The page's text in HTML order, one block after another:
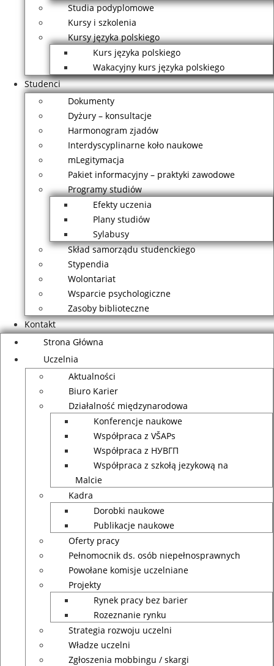
Studia podyplomowe
Kursy i szkolenia
Kursy języka polskiego
Kurs języka polskiego
Wakacyjny kurs języka polskiego
Studenci
Dokumenty
Dyżury – konsultacje
Harmonogram zjadów
Interdyscyplinarne koło naukowe
mLegitymacja
Pakiet informacyjny – praktyki zawodowe
Programy studiów
Efekty uczenia
Plany studiów
Sylabusy
Skład samorządu studenckiego
Stypendia
Wolontariat
Wsparcie psychologiczne
Zasoby biblioteczne
Kontakt
Strona Główna
Uczelnia
Aktualności
Biuro Karier
Działalność międzynarodowa
Konferencje naukowe
Współpraca z VŠAPs
Współpraca z НУВГП
Współpraca z szkołą jezykową na
Malcie
Kadra
Dorobki naukowe
Publikacje naukowe
Oferty pracy
Pełnomocnik ds. osób niepełnosprawnych
Powołane komisje uczelniane
Projekty
Rynek pracy bez barier
Rozeznanie rynku
Strategia rozwoju uczelni
Władze uczelni
Zgłoszenia mobbingu / skargi